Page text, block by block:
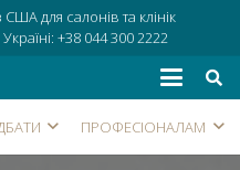
ПРОФЕСІОНАЛАМ
для салонів та клінік
+38 044 300 2222